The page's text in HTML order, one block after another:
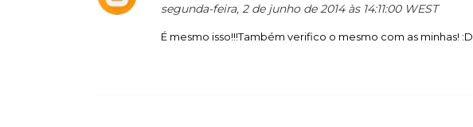
segunda-feira, 2 de junho de 2014 às 14:11:00 WEST
É mesmo isso!!!Também verifico o mesmo com as minhas! :D